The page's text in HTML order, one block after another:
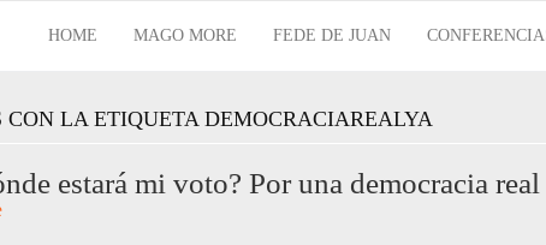
HOME MAGO MORE FEDE DE JUAN
LA ETIQUETA DEMOCRACIAREALYA
estará mi voto? Por una democracia real